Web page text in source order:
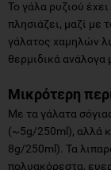
θερμιδικά
Μικρότερη
Mε τα γάλατα
8g/250ml). Τα
πολυακόρεστα,
και των
περιεκτικότητα